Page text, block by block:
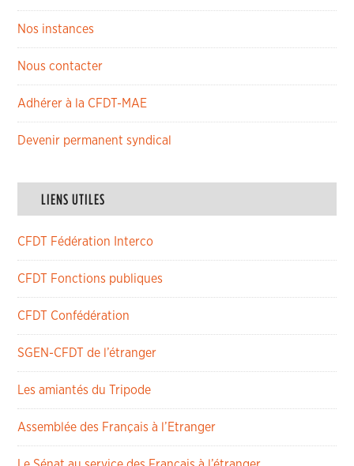
Nos instances
Nous contacter
Adhérer à la CFDT-MAE
Devenir permanent syndical
LIENS UTILES
CFDT Fédération Interco
CFDT Fonctions publiques
CFDT Confédération
SGEN-CFDT de l’étranger
Les amiantés du Tripode
Assemblée des Français à l’Etranger